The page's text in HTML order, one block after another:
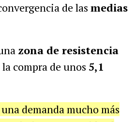
de las medias
zona de resistencia
compra de unos 5,1
demanda mucho más